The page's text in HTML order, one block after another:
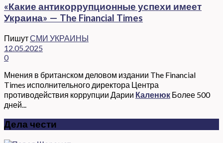
«Какие антикоррупционные успехи имеет
Украина» — The Financial Times
ПишутСМИ УКРАИНЫ
12.05.2025
0
Мнения в британском деловом издании The Financial
Times исполнительного директора Центра
противодействия коррупции Дарии Каленюк Более 500
дней...
Дела чести